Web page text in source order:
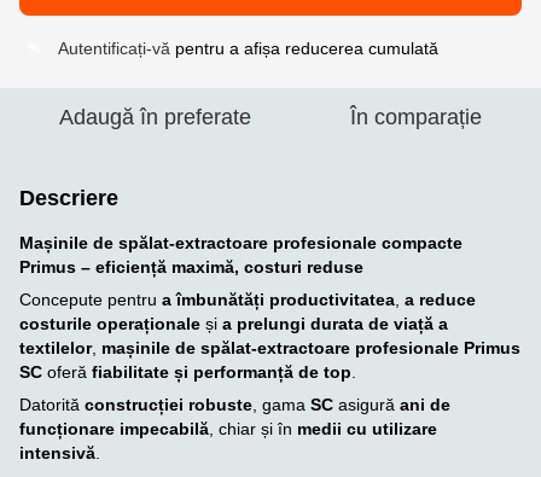
Autentificați-vă pentru a afișa reducerea cumulată
Adaugă în preferate În comparație
Descriere
Mașinile de spălat-extractoare profesionale compacte
Primus – eficiență maximă, costuri reduse
Concepute pentru a îmbunătăți productivitatea a reduce
costurile operaționale și a prelungi durata de viață a
textilelor, mașinile de spălat-extractoare profesionale Primus
SC oferă fiabilitate și performanță de top
Datorită construcției robuste , gama SC asigură ani de
funcționare impecabilă , chiar și în medii cu utilizare
intensivă